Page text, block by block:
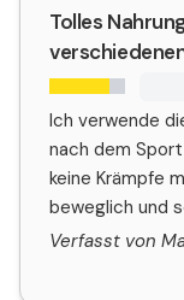
Tolles
Ich verwende
nach dem
keine Krämpfe
beweglich und
Verfasst von